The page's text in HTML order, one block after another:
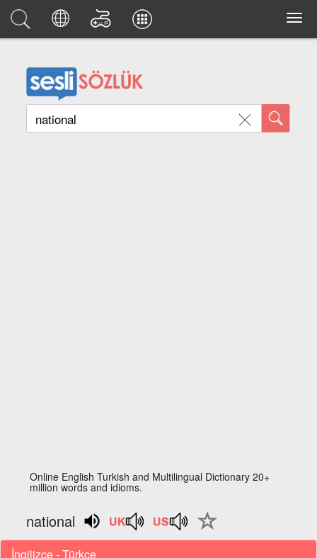
Online English Turkish and Multilingual Dictionary 20+
million words and idioms.
national
İngilizce - Türkçe